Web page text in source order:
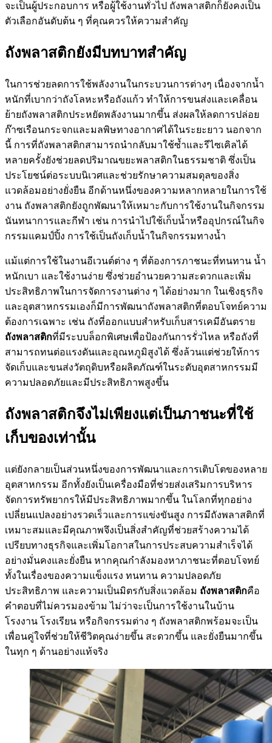
จะเป็นผู้ประกอบการ หรือผู้ใช้งานทั่วไป ถังพลาสติกก็ยังคงเป็น
ตัวเลือกอันดับต้น ๆ ที่คุณควรให้ความสำคัญ
ถังพลาสติกยังมีบทบาทสำคัญ
ในการช่วยลดการใช้พลังงานในกระบวนการต่างๆ เนื่องจากน้ำ
หนักที่เบากว่าถังโลหะหรือถังแก้ว ทำให้การขนส่งและเคลื่อน
ย้ายถังพลาสติกประหยัดพลังงานมากขึ้น ส่งผลให้ลดการปล่อย
ก๊าซเรือนกระจกและมลพิษทางอากาศได้ในระยะยาว นอกจาก
นี้ การที่ถังพลาสติกสามารถนำกลับมาใช้ซ้ำและรีไซเคิลได้
หลายครั้งยังช่วยลดปริมาณขยะพลาสติกในธรรมชาติ ซึ่งเป็น
ประโยชน์ต่อระบบนิเวศและช่วยรักษาความสมดุลของสิ่ง
แวดล้อมอย่างยั่งยืน อีกด้านหนึ่งของความหลากหลายในการใช้
งาน ถังพลาสติกยังถูกพัฒนาให้เหมาะกับการใช้งานในกิจกรรม
นันทนาการและกีฬา เช่น การนำไปใช้เก็บน้ำหรืออุปกรณ์ในกิจ
กรรมแคมป์ปิ้ง การใช้เป็นถังเก็บน้ำในกิจกรรมทางน้ำ
แม้แต่การใช้ในงานอีเวนต์ต่าง ๆ ที่ต้องการภาชนะที่ทนทาน น้ำ
หนักเบา และใช้งานง่าย ซึ่งช่วยอำนวยความสะดวกและเพิ่ม
ประสิทธิภาพในการจัดการงานต่าง ๆ ได้อย่างมาก ในเชิงธุรกิจ
และอุตสาหกรรมเองก็มีการพัฒนาถังพลาสติกที่ตอบโจทย์ความ
ต้องการเฉพาะ เช่น ถังที่ออกแบบสำหรับเก็บสารเคมีอันตราย
ถังพลาสติกที่มีระบบล็อกพิเศษเพื่อป้องกันการรั่วไหล หรือถังที่
สามารถทนต่อแรงดันและอุณหภูมิสูงได้ ซึ่งล้วนแต่ช่วยให้การ
จัดเก็บและขนส่งวัตถุดิบหรือผลิตภัณฑ์ในระดับอุตสาหกรรมมี
ความปลอดภัยและมีประสิทธิภาพสูงขึ้น
ถังพลาสติกจึงไม่เพียงแต่เป็นภาชนะที่ใช้
เก็บของเท่านั้น
แต่ยังกลายเป็นส่วนหนึ่งของการพัฒนาและการเติบโตของหลาย
อุตสาหกรรม อีกทั้งยังเป็นเครื่องมือที่ช่วยส่งเสริมการบริหาร
จัดการทรัพยากรให้มีประสิทธิภาพมากขึ้น ในโลกที่ทุกอย่าง
เปลี่ยนแปลงอย่างรวดเร็วและการแข่งขันสูง การมีถังพลาสติกที่
เหมาะสมและมีคุณภาพจึงเป็นสิ่งสำคัญที่ช่วยสร้างความได้
เปรียบทางธุรกิจและเพิ่มโอกาสในการประสบความสำเร็จได้
อย่างมั่นคงและยั่งยืน หากคุณกำลังมองหาภาชนะที่ตอบโจทย์
ทั้งในเรื่องของความแข็งแรง ทนทาน ความปลอดภัย
ประสิทธิภาพ และความเป็นมิตรกับสิ่งแวดล้อม ถังพลาสติกคือ
คำตอบที่ไม่ควรมองข้าม ไม่ว่าจะเป็นการใช้งานในบ้าน
โรงงาน โรงเรียน หรือกิจกรรมต่าง ๆ ถังพลาสติกพร้อมจะเป็น
เพื่อนคู่ใจที่ช่วยให้ชีวิตคุณง่ายขึ้น สะดวกขึ้น และยั่งยืนมากขึ้น
ในทุก ๆ ด้านอย่างแท้จริง